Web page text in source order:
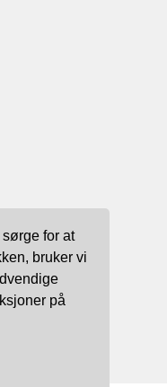
for at
bruker vi
på